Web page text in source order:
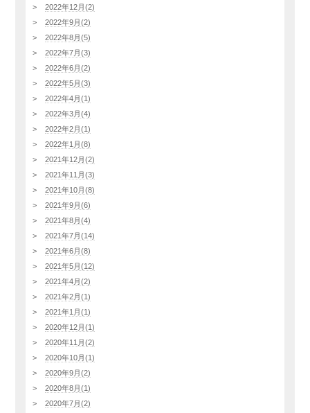
2022年12月(2)
2022年9月(2)
2022年8月(5)
2022年7月(3)
2022年6月(2)
2022年5月(3)
2022年4月(1)
2022年3月(4)
2022年2月(1)
2022年1月(8)
2021年12月(2)
2021年11月(3)
2021年10月(8)
2021年9月(6)
2021年8月(4)
2021年7月(14)
2021年6月(8)
2021年5月(12)
2021年4月(2)
2021年2月(1)
2021年1月(1)
2020年12月(1)
2020年11月(2)
2020年10月(1)
2020年9月(2)
2020年8月(1)
2020年7月(2)